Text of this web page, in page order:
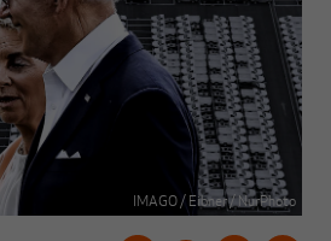
IMAGO / Eibner / NurPhoto